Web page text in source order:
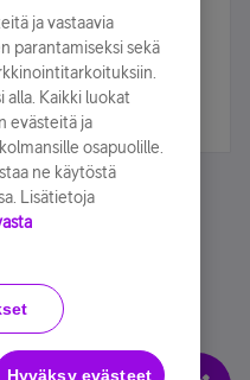
statement
ja vastaavia
parantamiseksi sekä
alla. Kaikki luokat
evästeitä ja
osapuolille.
ne käytöstä
Lisätietoja
Hyväksy evästeet